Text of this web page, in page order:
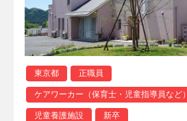
東京都 正職員
ケアワーカー（保育士・児童指導員など）
児童養護施設 新卒